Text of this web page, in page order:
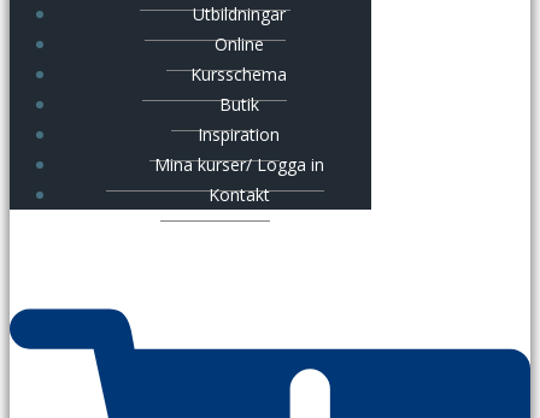
Utbildningar
Online
Kursschema
Butik
Inspiration
Mina kurser/ Logga in
Kontakt